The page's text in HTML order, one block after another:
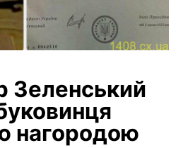
Зеленський
нагородою